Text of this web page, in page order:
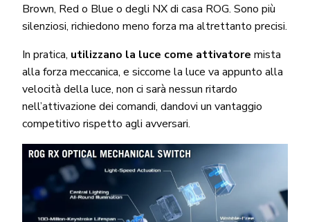
Brown, Red o Blue o degli NX di casa ROG. Sono più
silenziosi, richiedono meno forza ma altrettanto precisi.
In pratica, utilizzano la luce come attivatore mista
alla forza meccanica, e siccome la luce va appunto alla
velocità della luce, non ci sarà nessun ritardo
nell’attivazione dei comandi, dandovi un vantaggio
competitivo rispetto agli avversari.